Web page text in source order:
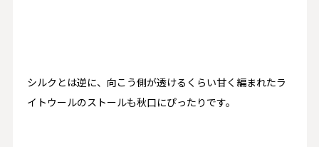
シルクとは逆に、向こう側が透けるくらい甘く編まれたラ
イトウールのストールも秋口にぴったりです。